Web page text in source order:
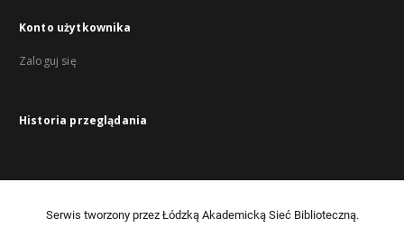
Konto użytkownika
Zaloguj się
Historia przeglądania
Serwis tworzony przez Łódzką Akademicką Sieć Biblioteczną.